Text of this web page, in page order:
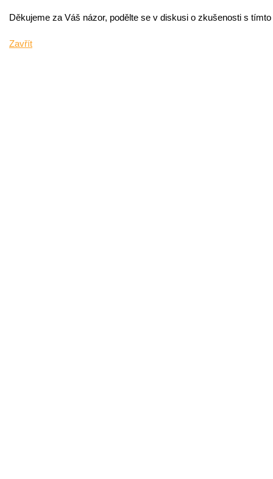
Děkujeme za Váš názor, podělte se v diskusi o zkušenosti s
Zavřít